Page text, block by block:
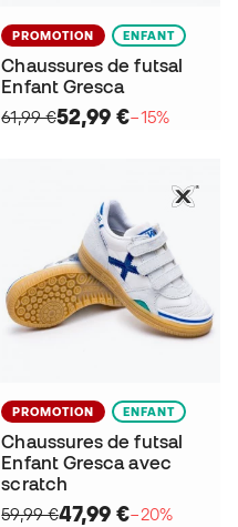
PROMOTION ENFANT
Chaussures de futsal
Enfant Gresca
61,99 €52,99 €−15%
PROMOTION ENFANT
Chaussures de futsal
Enfant Gresca avec
scratch
59,99 €47,99 €−20%